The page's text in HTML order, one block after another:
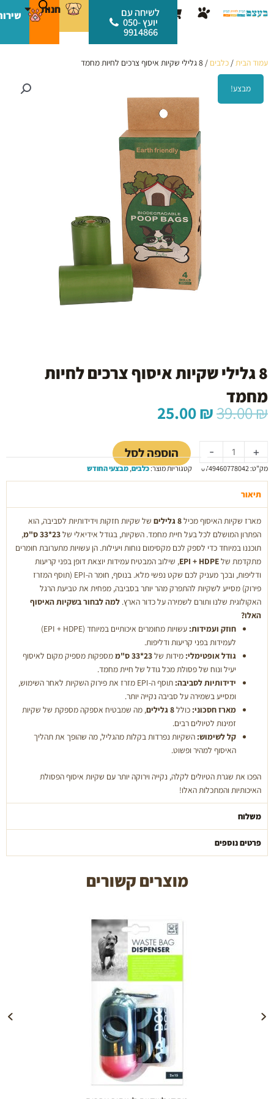
לתוכן
עגלת
קניות
לשיחה עם
יועץ 050-
9914866
חנות
עמוד הבית/ כלבים / 8 גלילי שקיות איסוף צרכים לחיות מחמד
מבצע!
8 גלילי שקיות איסוף צרכים לחיות
מחמד
39.00₪ המחיר
המקורי
היה:
39.00 ₪.
25.00₪
הוא:
25.00 ₪. -
של
8
גלילי
שקיות
צרכים
לחיות
מחמד
+ הוספה לסל
מק"ט:0749460778042 קטגוריות מוצר:כלבים,מבצעי החודש
תיאור
מארז שקיות האיסוף מכיל8 גלילים
של שקיות חזקות וידידותיות לסביבה, הוא
הפתרון המושלם לכל בעל חיית מחמד. השקיות, בגודל אידיאלי של23*33 ס"מ
,
תוכננו במיוחד כדי לספק לכם מקסימום נוחות ויעילות. הן עשויות מתערובת חומרים
מתקדמת שלEPI + HDPE, שילוב המבטיח עמידות יוצאת דופן בפני קריעות
ודליפות, ובכך מעניק לכם שקט נפשי מלא. בנוסף, חומר ה-EPI (תוסף המזרז
פירוק) מסייע לשקיות להתפרק מהר יותר בסביבה, מפחית את טביעת הרגל
האקולוגית שלנו ותורם לשמירה על כדור הארץ. למה לבחור בשקיות האיסוף
האלו?
חוזק ועמידות:
עשויות מחומרים איכותיים במיוחד (EPI + HDPE)
לעמידות בפני קריעות ודליפות.
גודל אופטימלי: מידות של23*33 ס"מ
מספקות מספיק מקום לאיסוף
יעיל ונוח של פסולת מכל גודל של חיית מחמד.
ידידותיות לסביבה:
תוסף ה-EPI מזרז את פירוק השקיות לאחר השימוש,
ומסייע בשמירה על סביבה נקייה יותר.
מארז חסכוני: כולל8 גלילים
, מה שמבטיח אספקה מספקת של שקיות
זמינות לטיולים רבים.
קל לשימוש: השקיות נפרדות בקלות מהגליל, מה שהופך את תהליך
האיסוף למהיר ופשוט.
הפכו את שגרת הטיולים לקלה, נקייה וירוקה יותר עם שקיות איסוף הפסולת
האיכותיות והמתכלות האלו!
משלוח
פרטים נוספים
מוצרים קשורים
הוספה לעגלה